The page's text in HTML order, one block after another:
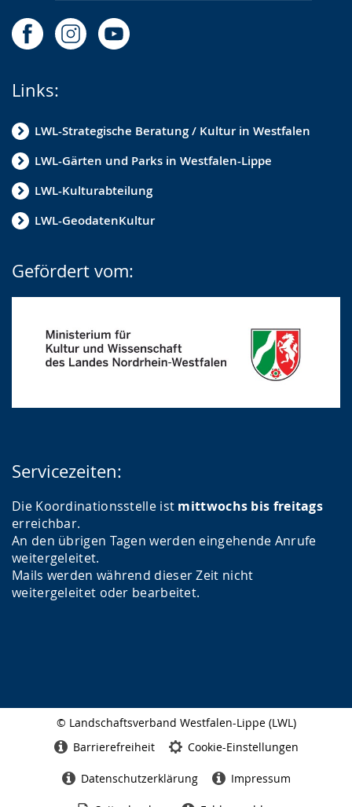
Links:
LWL-Strategische Beratung / Kultur in Westfalen
LWL-Gärten und Parks in Westfalen-Lippe
LWL-Kulturabteilung
LWL-GeodatenKultur
Gefördert vom:
Servicezeiten:
Die Koordinationsstelle ist mittwochs bis freitags
erreichbar.
An den übrigen Tagen werden eingehende Anrufe
weitergeleitet.
Mails werden während dieser Zeit nicht
weitergeleitet oder bearbeitet.
© Landschaftsverband Westfalen-Lippe (LWL)
Barrierefreiheit Cookie-Einstellungen
Datenschutzerklärung Impressum